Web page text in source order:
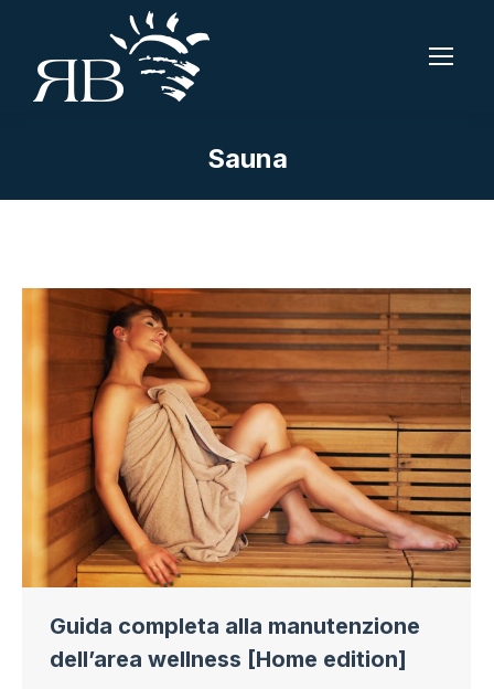
Sauna
Guida completa alla manutenzione
dell’area wellness [Home edition]